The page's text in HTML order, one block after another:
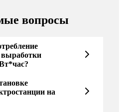
вопросы
выработки
на